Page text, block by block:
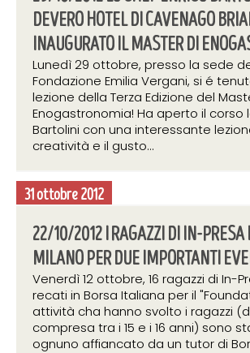
31 ottobre 2012
DEVERO HOTEL DI CAVENAGO
INAUGURATO IL MASTER DI
Lunedì 29 ottobre, presso la sede
Fondazione Emilia Vergani, si é
lezione della Terza Edizione del
Enogastronomia! Ha aperto il corso
Bartolini con una interessante
creatività e il gusto...
22/10/2012 I RAGAZZI DI IN-PRESA
MILANO PER DUE IMPORTANTI
Venerdì 12 ottobre, 16 ragazzi di In-
recati in Borsa Italiana per il
attività cha hanno svolto i ragazzi
compresa tra i 15 e i 16 anni) sono
ognuno affiancato da un tutor di